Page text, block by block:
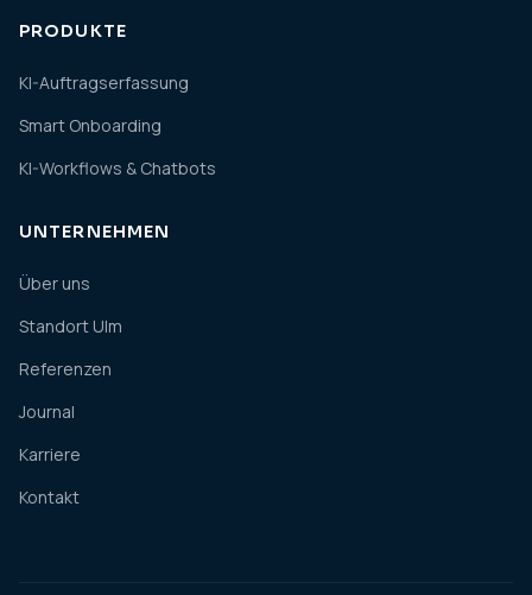
PRODUKTE
KI-Auftragserfassung
Smart Onboarding
KI-Workflows & Chatbots
UNTERNEHMEN
Über uns
Standort Ulm
Referenzen
Journal
Karriere
Kontakt